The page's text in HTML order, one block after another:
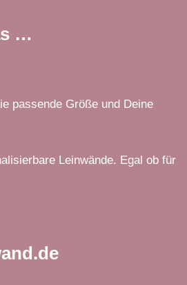
…
passende Größe und Deine
Leinwände. Egal ob für